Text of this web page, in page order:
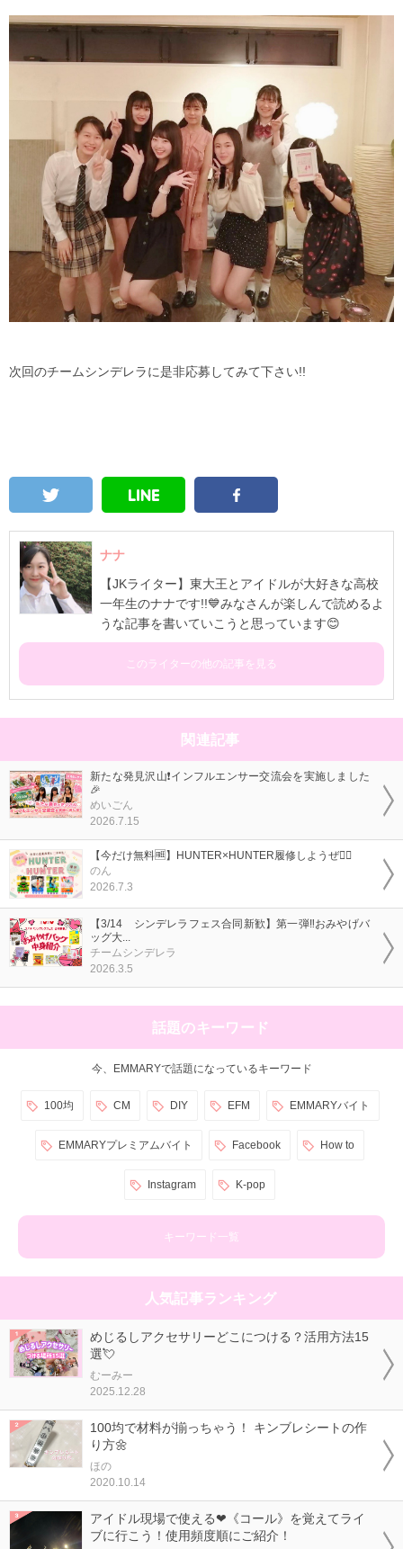
次回のチームシンデレラに是非応募してみて下さい!!
ナナ
【JKライター】東大王とアイドルが大好きな高校
一年生のナナです!!💙みなさんが楽しんで読めるよ
うな記事を書いていこうと思っています😊
このライターの他の記事を見る
関連記事
新たな発見沢山❗インフルエンサー交流会を実施しました
🎉
めいごん
2026.7.15
【今だけ無料🆓】HUNTER×HUNTER履修しようぜ❤️‍🔥
のん
2026.7.3
【3/14 シンデレラフェス合同新歓】第一弾‼️おみやげバ
ッグ大...
チームシンデレラ
2026.3.5
話題のキーワード
今、EMMARYで話題になっているキーワード
100均 CM DIY EFM EMMARYバイト
EMMARYプレミアムバイト Facebook How to
Instagram K-pop
キーワード一覧
人気記事ランキング
めじるしアクセサリーどこにつける？活用方法15
選💘
むーみー
2025.12.28
100均で材料が揃っちゃう！ キンブレシートの作
り方🌼
ほの
2020.10.14
アイドル現場で使える❤《コール》を覚えてライ
ブに行こう！使用頻度順にご紹介！